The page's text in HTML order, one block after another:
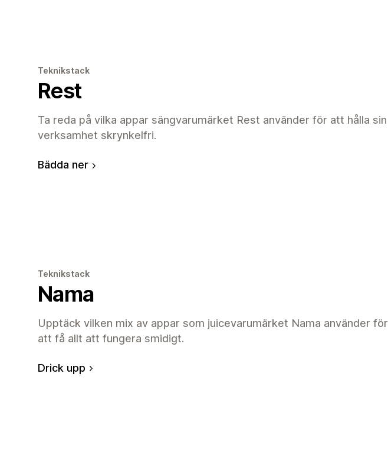
Teknikstack
Rest
Ta reda på vilka appar sängvarumärket Rest använder för att hålla sin
verksamhet skrynkelfri.
Bädda ner
Teknikstack
Nama
Upptäck vilken mix av appar som juicevarumärket Nama använder för
att få allt att fungera smidigt.
Drick upp